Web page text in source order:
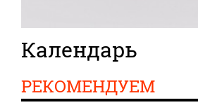
Календарь
РЕКОМЕНДУЕМ